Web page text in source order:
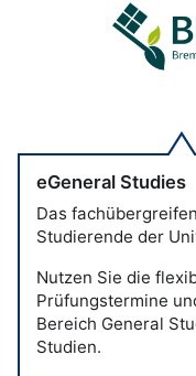
eGeneral Studies
Das
Studierende der
Nutzen Sie die
Prüfungstermine
Bereich General
Studien.